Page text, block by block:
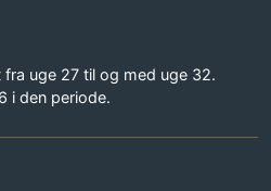
uge 27 til og med uge 32.
i den periode.